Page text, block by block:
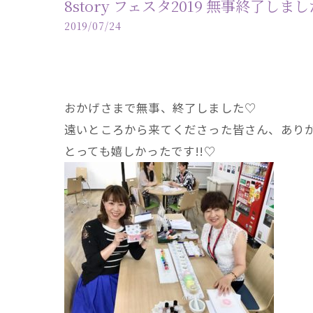
8story フェスタ2019 無事終了しま
2019/07/24
おかげさまで無事、終了しました♡
遠いところから来てくださった皆さん、あり
とっても嬉しかったです!!♡